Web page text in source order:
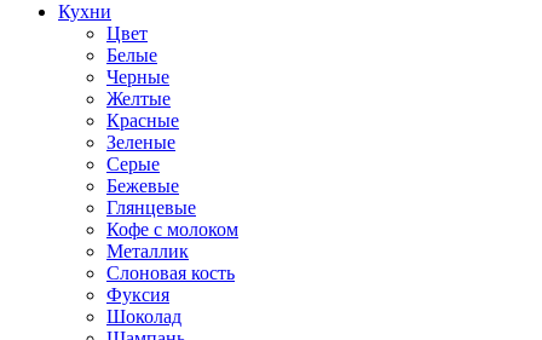
Кухни
Цвет
Белые
Черные
Желтые
Красные
Зеленые
Серые
Бежевые
Глянцевые
Кофе с молоком
Металлик
Слоновая кость
Фуксия
Шоколад